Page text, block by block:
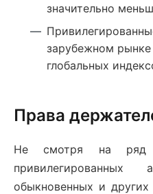
значительно
зарубежном рынке
глобальных
Права
Не смотря на ряд
обыкновенных и